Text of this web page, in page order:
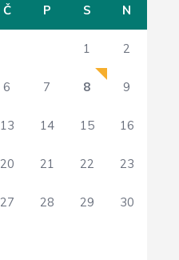
Č P S N
1 2
6 7 8 9
13 14 15 16
20 21 22 23
27 28 29 30